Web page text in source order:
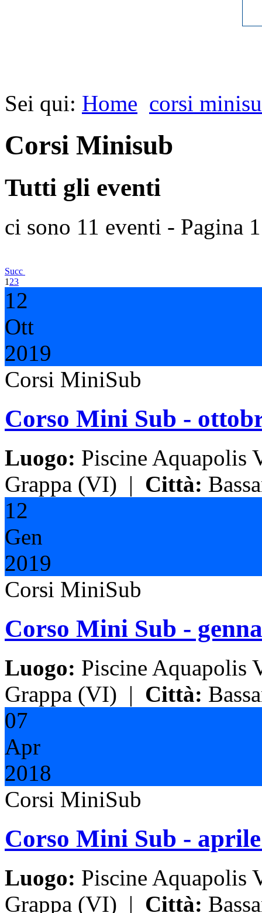
Sei qui: Home corsi
Corsi Minisub
Tutti gli eventi
ci sono 11 eventi - Pagina
Succ
1 23
12
Ott
2019
Corsi MiniSub
Corso Mini Sub -
Luogo: Piscine Aquapolis
Grappa (VI) | Città:
12
Gen
2019
Corsi MiniSub
Corso Mini Sub -
Luogo: Piscine Aquapolis
Grappa (VI) | Città:
07
Apr
2018
Corsi MiniSub
Corso Mini Sub -
Luogo: Piscine Aquapolis
Grappa (VI) | Città: